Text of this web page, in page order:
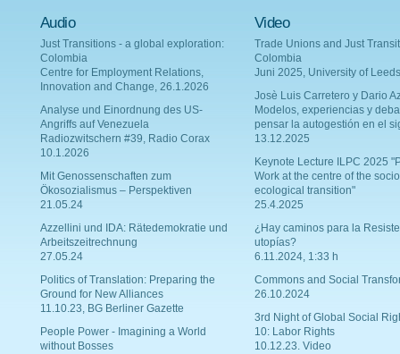
Audio
Just Transitions - a global exploration:
Colombia
Centre for Employment Relations,
Innovation and Change, 26.1.2026
Analyse und Einordnung des US-
Angriffs auf Venezuela
Radiozwitschern #39, Radio Corax
10.1.2026
Mit Genossenschaften zum
Ökosozialismus – Perspektiven
21.05.24
Azzellini und IDA: Rätedemokratie und
Arbeitszeitrechnung
27.05.24
Politics of Translation: Preparing the
Ground for New Alliances
11.10.23, BG Berliner Gazette
People Power - Imagining a World
without Bosses
Video
Trade Unions and Just
Colombia
Juni 2025, University of Leeds
Josè Luis Carretero y Dario
Modelos, experiencias y
pensar la autogestión en el
13.12.2025
Keynote Lecture ILPC 2025
Work at the centre of the
ecological transition"
25.4.2025
¿Hay caminos para la
utopías?
6.11.2024, 1:33 h
Commons and Social
26.10.2024
3rd Night of Global Social
10: Labor Rights
10.12.23. Video